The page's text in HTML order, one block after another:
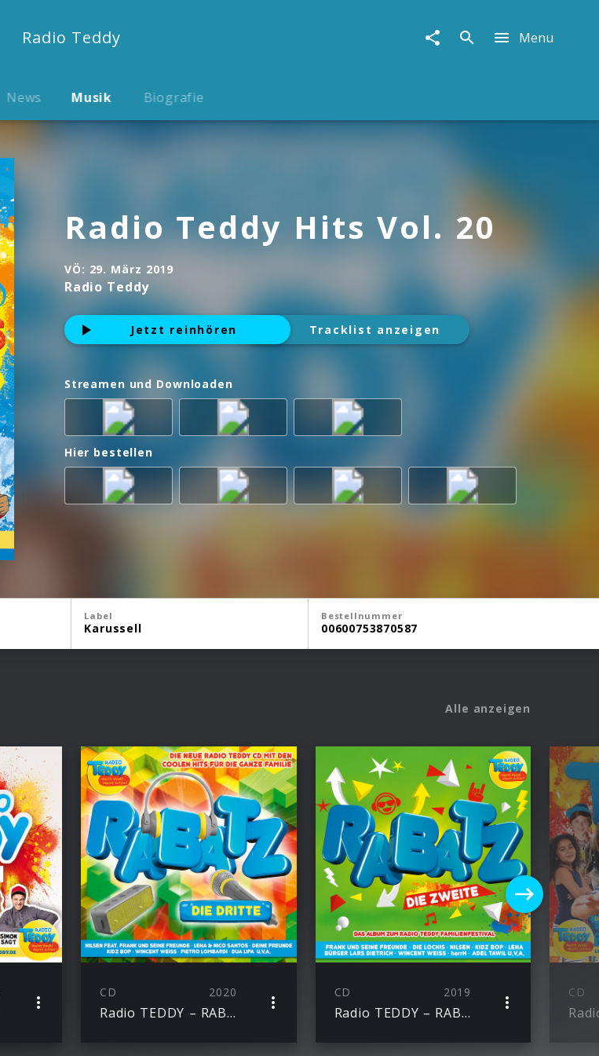
Radio Teddy Menu
News Musik Biografie
Radio Teddy Hits Vol. 20
VÖ: 29. März 2019
Radio Teddy
Jetzt reinhören Tracklist anzeigen
Streamen und Downloaden
Hier bestellen
Label
Karussell
Bestellnummer
00600753870587
Alle anzeigen
CD 2020
Radio TEDDY – RABATZ DIE DRITTE
CD 2019
Radio TEDDY – RABATZ DIE ZWEITE
CD